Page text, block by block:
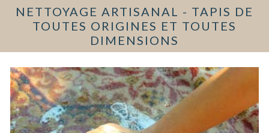
NETTOYAGE ARTISANAL - TAPIS DE
TOUTES ORIGINES ET TOUTES
DIMENSIONS